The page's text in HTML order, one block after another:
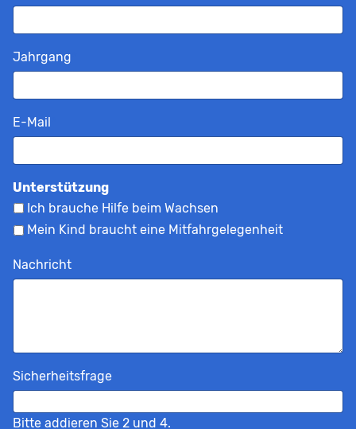
Pflichtfeld
Jahrgang
Pflichtfeld
E-Mail
Unterstützung
Ich brauche Hilfe beim Wachsen
Mein Kind braucht eine Mitfahrgelegenheit
Nachricht
Pflichtfeld
Sicherheitsfrage
Bitte addieren Sie 2 und 4.